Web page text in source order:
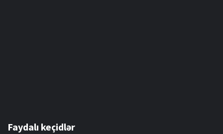
Faydalı keçidlər